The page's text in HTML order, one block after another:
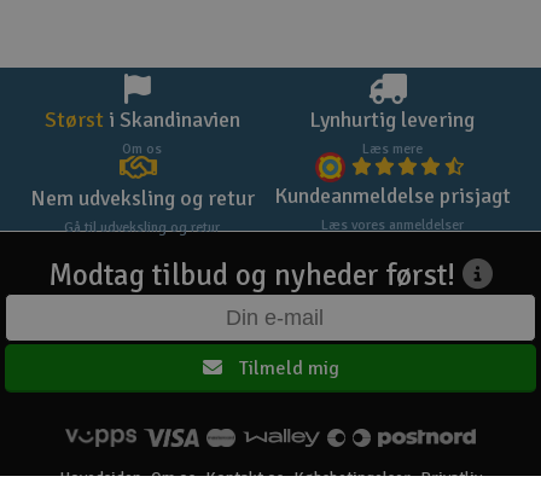
Størst i Skandinavien
Om os
Lynhurtig levering
Læs mere
Nem udveksling og retur
Gå til udveksling og retur
Kundeanmeldelse prisjagt
Læs vores anmeldelser
Modtag tilbud og nyheder først!
Tilmeld mig
Hovedsiden Om os Kontakt os Købsbetingelser Privatliv